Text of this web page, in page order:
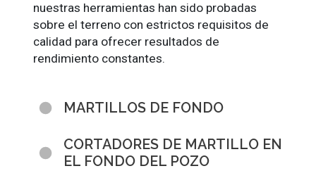
nuestras herramientas han sido probadas
sobre el terreno con estrictos requisitos de
calidad para ofrecer resultados de
rendimiento constantes.
MARTILLOS DE FONDO
CORTADORES DE MARTILLO EN
EL FONDO DEL POZO